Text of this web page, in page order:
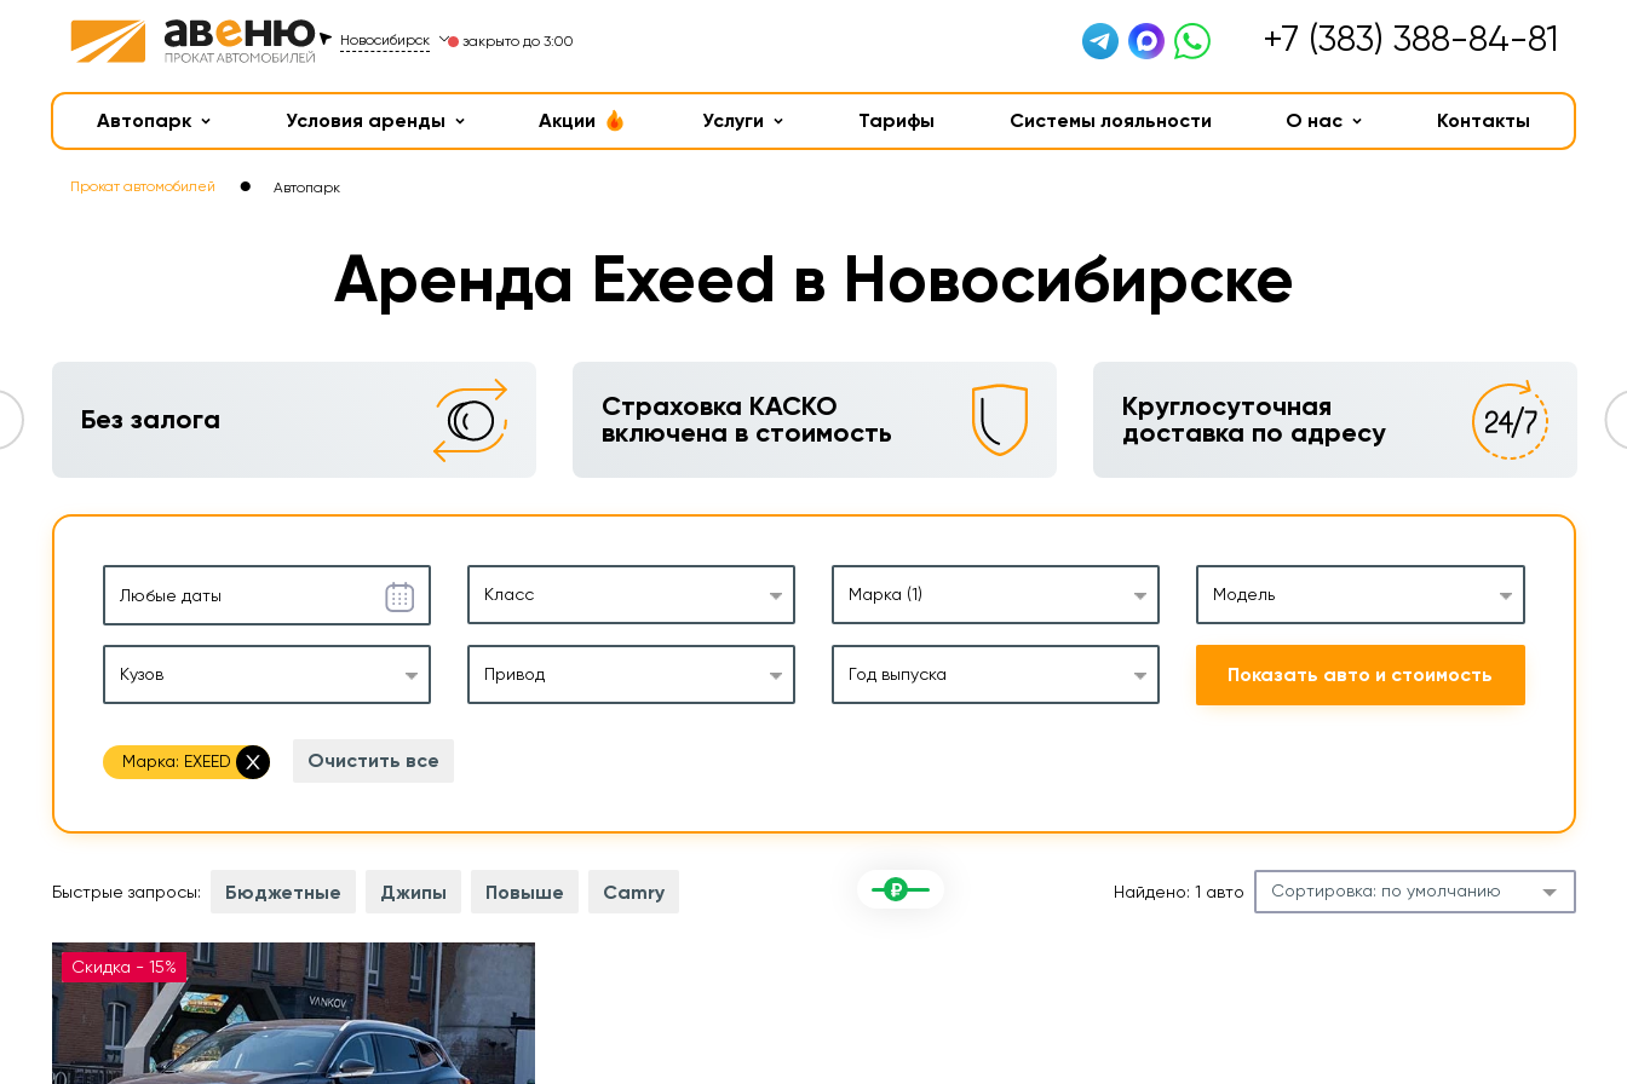
Новосибирск закрыто до 3:00 +7 (383) 388-84-81
Автопарк Условия аренды Акции Услуги Тарифы Системы лояльности О нас Контакты
Прокат автомобилей ● Автопарк
Аренда Exeed в Новосибирске
Без залога
Страховка КАСКО
включена в стоимость
Круглосуточная
доставка по адресу
Класс Марка (1) Модель
Кузов Привод Год выпуска Показать авто и стоимость
Марка: EXEED Очистить все
Быстрые запросы: Бюджетные Джипы Повыше Camry Найдено: 1 авто Сортировка: по умолчанию
Скидка - 15%